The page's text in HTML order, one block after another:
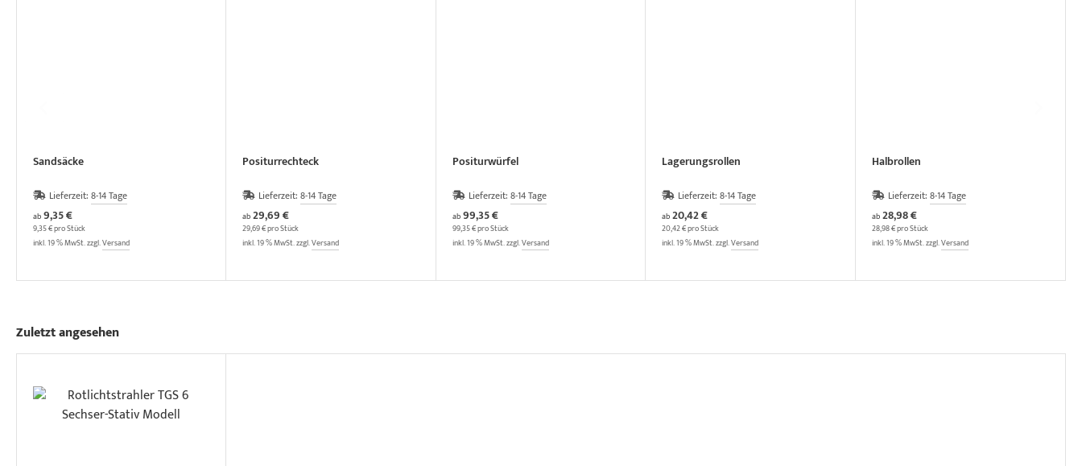
Sandsäcke
Lieferzeit: 8-14 Tage
ab9,35 €
9,35 € pro Stück
inkl. 19 % MwSt. zzgl.Versand
Positurrechteck
Lieferzeit:8-14 Tage
ab 29,69 €
29,69 € pro Stück
inkl. 19 % MwSt. zzgl.Versand
Positurwürfel
Lieferzeit: 8-14 Tage
ab99,35 €
99,35 € pro Stück
inkl. 19 % MwSt. zzgl.Versand
Lagerungsrollen
Lieferzeit:8-14 Tage
ab20,42 €
20,42 € pro Stück
inkl. 19 % MwSt. zzgl.Versand
Halbrollen
Lieferzeit: 8-14 Tage
ab28,98 €
28,98 € pro Stück
inkl. 19 % MwSt. zzgl.Versand
Zuletzt angesehen